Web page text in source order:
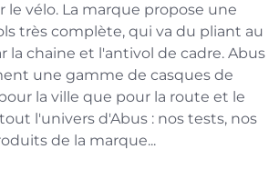
le vélo. La marque propose une
très complète, qui va du pliant au
la chaine et l'antivol de cadre. Abus
une gamme de casques de
la ville que pour la route et le
l'univers d'Abus : nos tests, nos
de la marque...